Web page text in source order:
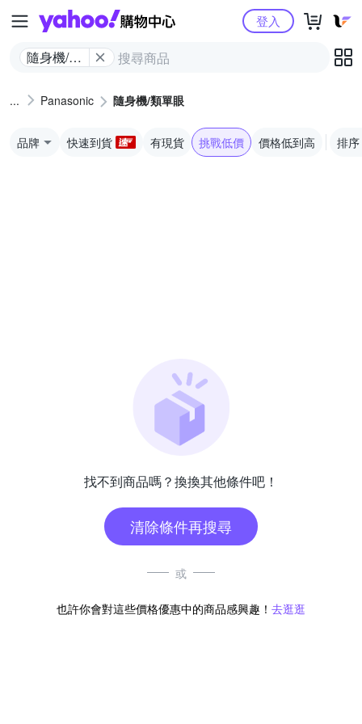
Yahoo購物中心
隨身機/類
登入
Panasonic 隨身機/類單眼
品牌 快速到貨 有現貨 挑戰低價 價格低到高 排序
找不到商品嗎？換換其他條件吧！
清除條件再搜尋
或
也許你會對這些價格優惠中的商品感興趣！ 去逛逛